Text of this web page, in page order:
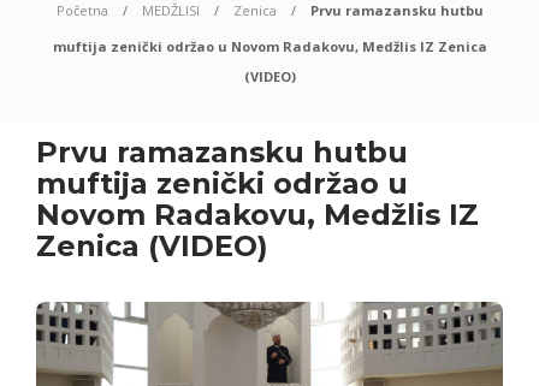
Početna MEDŽLISI Zenica
Prvu ramazansku hutbu
muftija zenički održao u Novom Radakovu, Medžlis IZ Zenica
(VIDEO)
Prvu ramazansku hutbu
muftija zenički održao u
Novom Radakovu, Medžlis IZ
Zenica (VIDEO)